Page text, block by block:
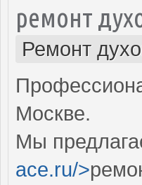
ремонт
Ремонт
Москве.
Мы
ace.ru/>